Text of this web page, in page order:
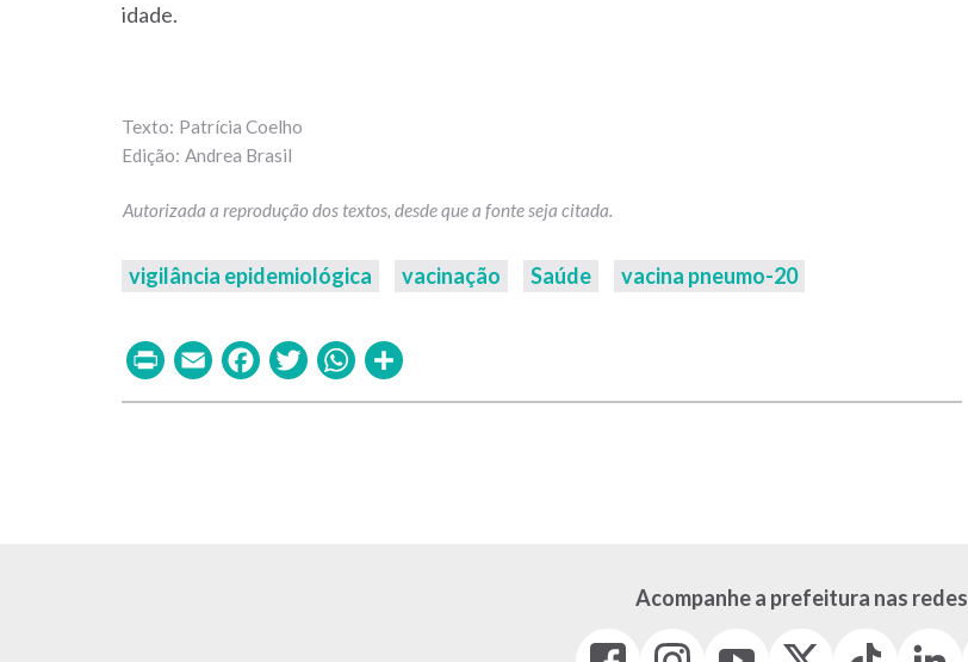
idade.
Patrícia Coelho
Andrea Brasil
vigilância epidemiológica vacinação Saúde vacina pneumo-20
PrintEmailFacebook
TwitterWhatsApp
Acompanhe a prefeitura nas redes
FacebookInstagram
Tiktok
LinkedIn